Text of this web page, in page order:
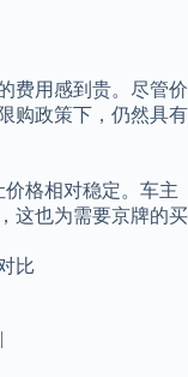
费用感到贵。尽管价
购政策下，仍然具有
格相对稳定。车主
这也为需要京牌的买
比